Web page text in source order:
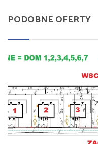
PODOBNE OFERTY